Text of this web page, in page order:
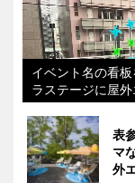
イベント名の看
ラステージに屋
表
マ
外